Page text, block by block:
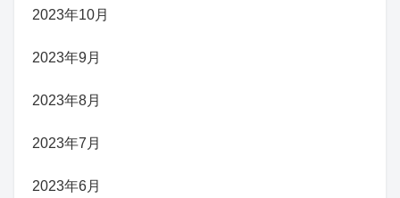
2023年10月
2023年9月
2023年8月
2023年7月
2023年6月